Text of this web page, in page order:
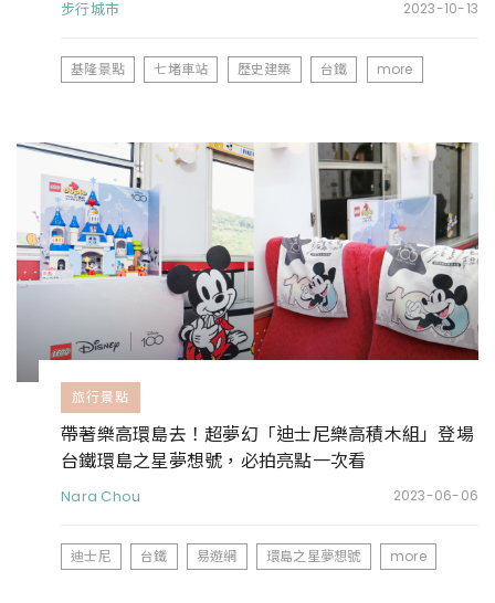
步行城市 2023-10-13
基隆景點 七堵車站 歷史建築 台鐵 more
旅行景點
帶著樂高環島去！超夢幻「迪士尼樂高積木組」登場
台鐵環島之星夢想號，必拍亮點一次看
Nara Chou 2023-06-06
迪士尼 台鐵 易遊網 環島之星夢想號 more